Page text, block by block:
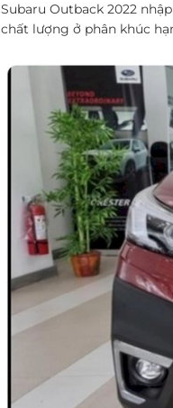
Subaru Outback 2022
chất lượng ở phân khúc